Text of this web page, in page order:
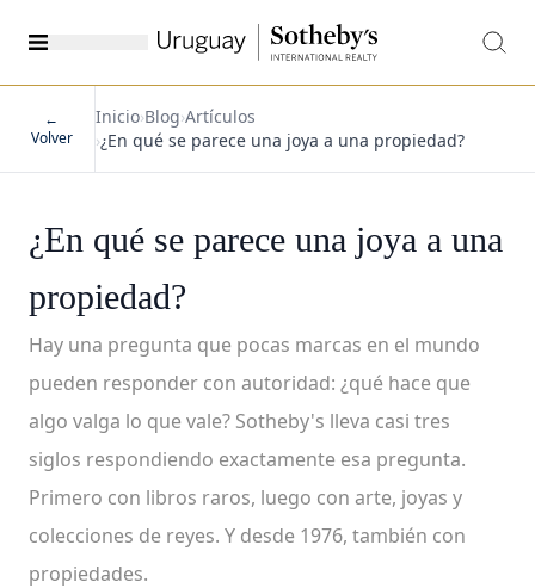
←
Volver
Inicio›Blog›Artículos
›¿En qué se parece una joya a una propiedad?
¿En qué se parece una joya a una
propiedad?
Hay una pregunta que pocas marcas en el mundo
pueden responder con autoridad: ¿qué hace que
algo valga lo que vale? Sotheby's lleva casi tres
siglos respondiendo exactamente esa pregunta.
Primero con libros raros, luego con arte, joyas y
colecciones de reyes. Y desde 1976, también con
propiedades.